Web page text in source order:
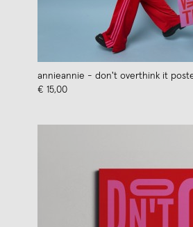
annieannie - don't overthink it
€ 15,00